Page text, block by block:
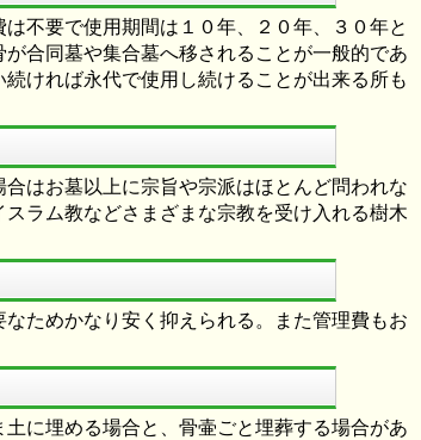
不要で使用期間は１０年、２０年、３０年と
合同墓や集合墓へ移されることが一般的であ
ければ永代で使用し続けることが出来る所も
はお墓以上に宗旨や宗派はほとんど問われな
ラム教などさまざまな宗教を受け入れる樹木
ためかなり安く抑えられる。また管理費もお
に埋める場合と、骨壷ごと埋葬する場合があ